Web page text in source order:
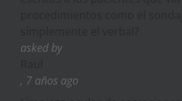
asked by
, 7 años ago